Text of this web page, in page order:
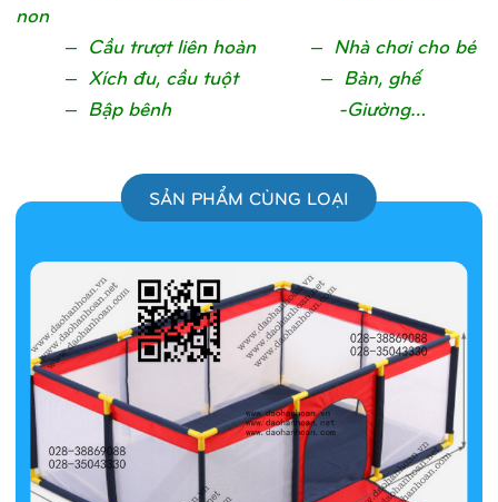
non
– Cầu trượt liên hoàn – Nhà chơi cho bé
– Xích đu, cầu tuột – Bàn, ghế
– Bập bênh -Giường…
SẢN PHẨM CÙNG LOẠI